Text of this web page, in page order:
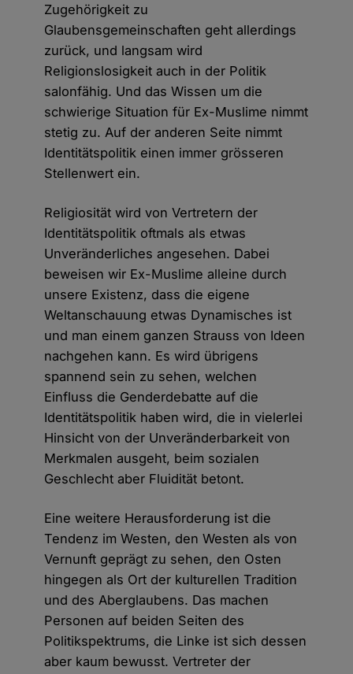
Zugehörigkeit zu
Glaubensgemeinschaften geht allerdings
zurück, und langsam wird
Religionslosigkeit auch in der Politik
salonfähig. Und das Wissen um die
schwierige Situation für Ex-Muslime nimmt
stetig zu. Auf der anderen Seite nimmt
Identitätspolitik einen immer grösseren
Stellenwert ein.
Religiosität wird von Vertretern der
Identitätspolitik oftmals als etwas
Unveränderliches angesehen. Dabei
beweisen wir Ex-Muslime alleine durch
unsere Existenz, dass die eigene
Weltanschauung etwas Dynamisches ist
und man einem ganzen Strauss von Ideen
nachgehen kann. Es wird übrigens
spannend sein zu sehen, welchen
Einfluss die Genderdebatte auf die
Identitätspolitik haben wird, die in vielerlei
Hinsicht von der Unveränderbarkeit von
Merkmalen ausgeht, beim sozialen
Geschlecht aber Fluidität betont.
Eine weitere Herausforderung ist die
Tendenz im Westen, den Westen als von
Vernunft geprägt zu sehen, den Osten
hingegen als Ort der kulturellen Tradition
und des Aberglaubens. Das machen
Personen auf beiden Seiten des
Politikspektrums, die Linke ist sich dessen
aber kaum bewusst. Vertreter der